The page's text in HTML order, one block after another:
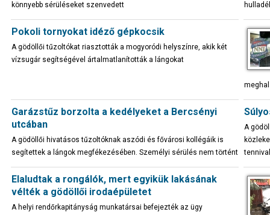
könnyebb sérüléseket szenvedett
Pokoli tornyokat idéző gépkocsik
A gödöllői tűzoltókat riasztották a mogyoródi helyszínre, akik két
vízsugár segítségével ártalmatlanították a lángokat
Garázstűz borzolta a kedélyeket a Bercsényi
utcában
A gödöllői hivatásos tűzoltóknak aszódi és fővárosi kollégáik is
segítettek a lángok megfékezésében. Személyi sérülés nem történt
A
Elaludtak a rongálók, mert egyikük lakásának
vélték a gödöllői irodaépületet
A helyi rendőrkapitányság munkatársai befejezték az ügy